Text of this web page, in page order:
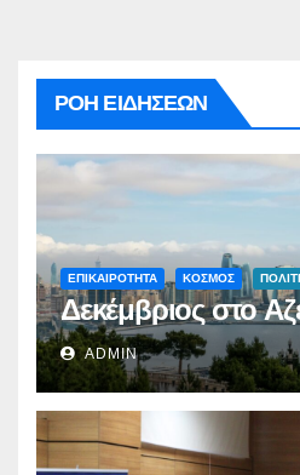
ΡΟΗ ΕΙΔΗΣΕΩΝ
ΕΠΙΚΑΙΡΟΤΗΤΑ ΚΟΣΜΟΣ
Δεκέμβριος στο
ADMIN